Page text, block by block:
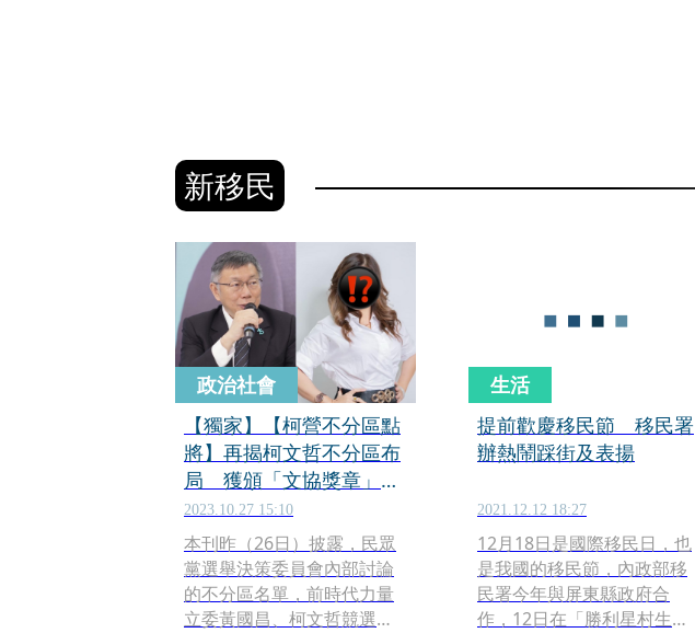
新移民
政治社會
【獨家】【柯營不分區點
將】再揭柯文哲不分區布
局 獲頒「文協獎章」女
黨魁可望入安全名單
2023.10.27 15:10
本刊昨（26日）披露，民眾
黨選舉決策委員會內部討論
的不分區名單，前時代力量
立委黃國昌、柯文哲競選總
生活
提前歡慶移民節 移民署
辦熱鬧踩街及表揚
2021.12.12 18:27
12月18日是國際移民日，也
是我國的移民節，內政部移
民署今年與屏東縣政府合
作，12日在「勝利星村生活